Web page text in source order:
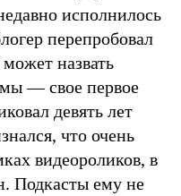
исполнилось
перепробовал
назвать
— свое первое
девять лет
что очень
видеороликов, в
Подкасты ему не